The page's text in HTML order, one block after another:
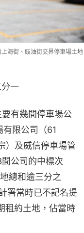
海街、豉油街交界停車場土地
一
有幾間停車場公
限公司（61
）及威信停車場管
公司的中標次
總和逾三分之
署當時已不記名提
租約土地，佔當時